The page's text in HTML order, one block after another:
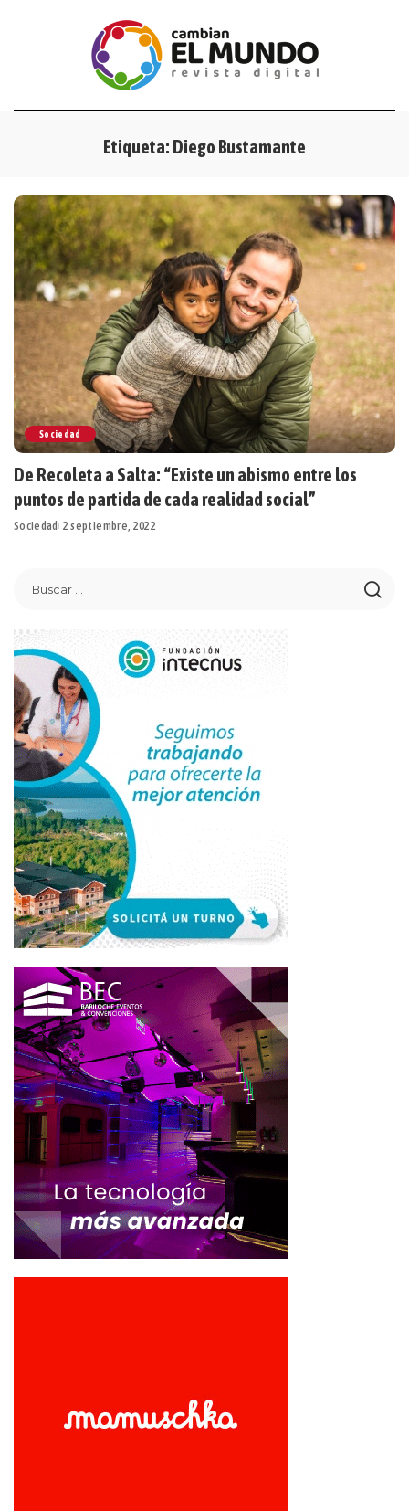
Etiqueta: Diego Bustamante
Sociedad
De Recoleta a Salta: “Existe un abismo entre los
puntos de partida de cada realidad social”
Sociedad 2 septiembre, 2022